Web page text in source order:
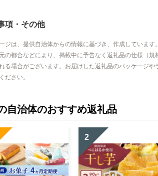
項・その他
ジは、提供自治体からの情報に基づき、作成しています。
の都合などにより、掲載中に予告なく返礼品の仕様（
る場合がございます。お届けした返礼品のパッケージ
ださい。
自治体のおすすめ返礼品
2